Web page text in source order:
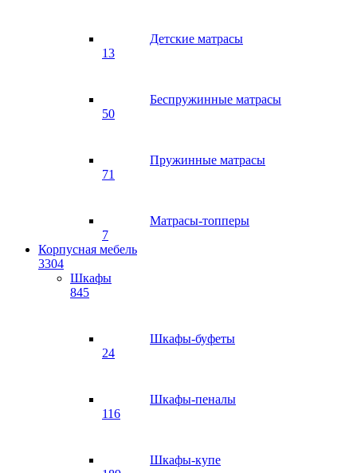
Детские матрасы
13
Беспружинные матрасы
50
Пружинные матрасы
71
Матрасы-топперы
7
Корпусная мебель
3304
Шкафы
845
Шкафы-буфеты
24
Шкафы-пеналы
116
Шкафы-купе